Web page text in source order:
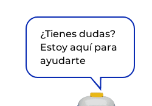
¿Tienes dudas?
Estoy aquí para
ayudarte